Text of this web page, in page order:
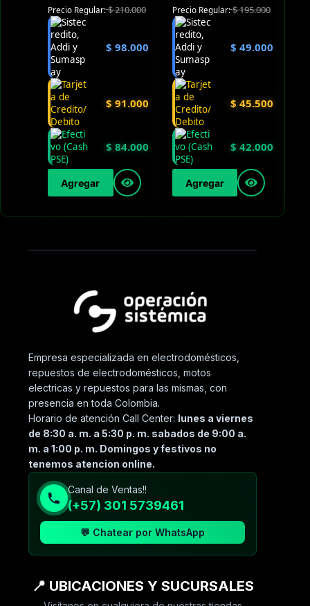
Precio Regular:$210.000
$ 98.000
$ 91.000
$ 84.000
Agregar
Precio Regular:$195.000
$ 49.000
$ 45.500
$ 42.000
Agregar
Empresa especializada en electrodomésticos,
repuestos de electrodomésticos, motos
electricas y repuestos para las mismas, con
presencia en toda Colombia.
Horario de atención Call Center: lunes a viernes
de 8:30 a. m. a 5:30 p. m. sabados de 9:00 a.
m. a 1:00 p. m. Domingos y festivos no
tenemos atencion online.
Canal de Ventas!!
(+57) 301 5739461
💬 Chatear por WhatsApp
📍 UBICACIONES Y SUCURSALES